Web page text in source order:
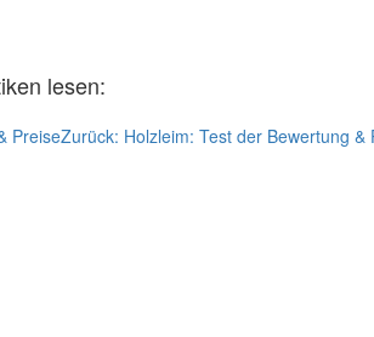
lesen:
PreiseZurück: Holzleim: Test der Bewertung &